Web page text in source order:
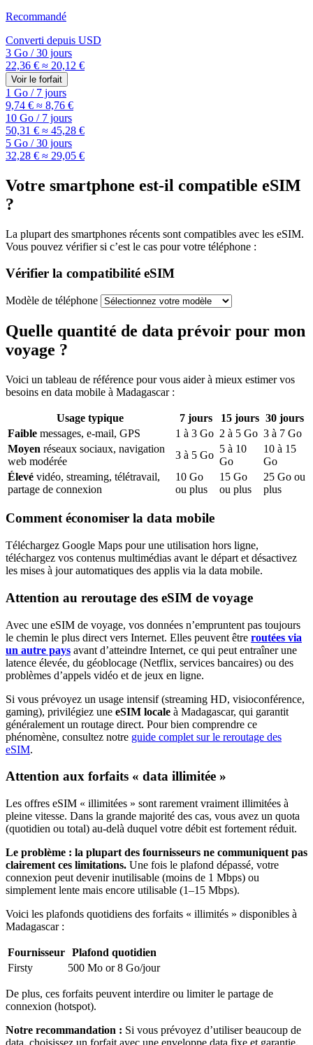
Recommandé
Converti depuis USD
3 Go /30 jours
22,36 € ≈ 20,12 €
Voir le forfait
1 Go /7 jours
9,74 € ≈ 8,76 €
10 Go /7 jours
50,31 € ≈ 45,28 €
5 Go /30 jours
32,28 € ≈ 29,05 €
Votre smartphone est-il compatible eSIM
?
La plupart des smartphones récents sont compatibles avec les eSIM.
Vous pouvez vérifier si c’est le cas pour votre téléphone :
Vérifier la compatibilité eSIM
Modèle de téléphone
Quelle quantité de data prévoir pour mon
voyage ?
Voici un tableau de référence pour vous aider à mieux estimer vos
besoins en data mobile à Madagascar:
Usage typique 7 jours 15 jours 30jours
Faible messages, e-mail, GPS 1 à 3 Go 2 à 5 Go 3 à 7 Go
Moyen réseaux sociaux, navigation
web modérée
3 à 5 Go
5 à 10
Go
10 à 15
Go
Élevé vidéo, streaming, télétravail,
partage de connexion
10 Go
ou plus
15 Go
ou plus
25 Go ou
plus
Comment économiser la data mobile
Téléchargez Google Maps pour une utilisation hors ligne,
téléchargez vos contenus multimédias avant le départ et désactivez
les mises à jour automatiques des applis via la data mobile.
Attention au reroutage des eSIM de voyage
Avec une eSIM de voyage, vos données n’empruntent pas toujours
le chemin le plus direct vers Internet. Elles peuvent être routées via
un autre pays avant d’atteindre Internet, ce qui peut entraîner une
latence élevée, du géoblocage (Netflix, services bancaires) ou des
problèmes d’appels vidéo et de jeux en ligne.
Si vous prévoyez un usage intensif (streaming HD, visioconférence,
gaming), privilégiez une eSIM locale à Madagascar, qui garantit
généralement un routage direct. Pour bien comprendre ce
phénomène, consultez notre guide complet sur le reroutage des
eSIM.
Attention aux forfaits « data illimitée »
Les offres eSIM « illimitées » sont rarement vraiment illimitées à
pleine vitesse. Dans la grande majorité des cas, vous avez un quota
(quotidien ou total) au-delà duquel votre débit est fortement réduit.
Le problème : la plupart des fournisseurs ne communiquent pas
clairement ces limitations. Une fois le plafond dépassé, votre
connexion peut devenir inutilisable (moins de 1 Mbps) ou
simplement lente mais encore utilisable (1–15 Mbps).
Voici les plafonds quotidiens des forfaits « illimités » disponibles à
Madagascar:
Fournisseur Plafond quotidien
Firsty
500 Mo or 8 Go/jour
De plus, ces forfaits peuvent interdire ou limiter le partage de
connexion (hotspot).
Notre recommandation : Si vous prévoyez d’utiliser beaucoup de
data, choisissez un forfait avec une enveloppe data fixe et garantie.